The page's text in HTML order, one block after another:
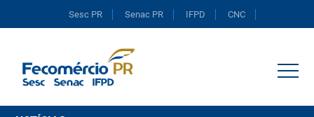
Sesc PR Senac PR IFPD CNC